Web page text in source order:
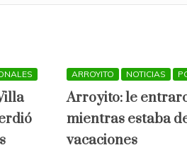
ARROYITO NOTICIAS
Arroyito: le
mientras estaba
vacaciones